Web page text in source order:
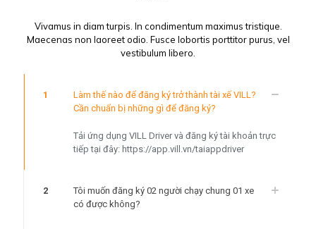
Vivamus in diam turpis. In condimentum maximus tristique.
Maecenas non laoreet odio. Fusce lobortis porttitor purus, vel
vestibulum libero.
1
Làm thế nào để đăng ký trở thành tài xế VILL?
Cần chuẩn bị những gì để đăng ký?
Tải ứng dụng VILL Driver và đăng ký tài khoản trực
tiếp tại đây: https://app.vill.vn/taiappdriver
2
Tôi muốn đăng ký 02 người chạy chung 01 xe
có được không?